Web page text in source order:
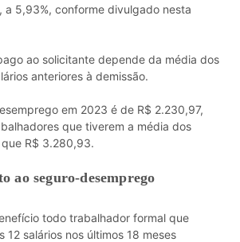
a 5,93%, conforme divulgado nesta
ao solicitante depende da média dos
anteriores à demissão.
em 2023 é de R$ 2.230,97,
que tiverem a média dos
R$ 3.280,93.
ao seguro-desemprego
todo trabalhador formal que
12 salários nos últimos 18 meses